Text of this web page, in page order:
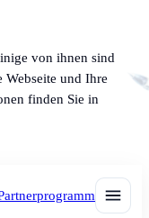
von ihnen sind
Webseite und Ihre
finden Sie in